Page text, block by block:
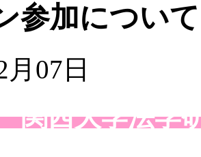
参加につい
月07日
関西大学法学